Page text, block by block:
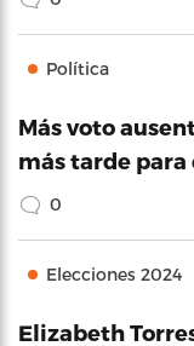
Política
Más voto
más tarde para
0
Elecciones 2024
Elizabeth